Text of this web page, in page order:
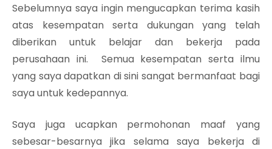
Sebelumnya saya ingin mengucapkan terima kasih
atas kesempatan serta dukungan yang telah
diberikan untuk belajar dan bekerja pada
perusahaan ini. Semua kesempatan serta ilmu
yang saya dapatkan di sini sangat bermanfaat bagi
saya untuk kedepannya.
Saya juga ucapkan permohonan maaf yang
sebesar-besarnya jika selama saya bekerja di